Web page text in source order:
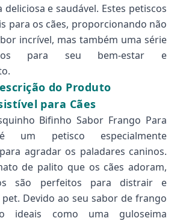
deliciosa e saudável. Estes petiscos
para os cães, proporcionando não
incrível, mas também uma série
para seu bem-estar e
do Produto
para Cães
Bifinho Sabor Frango Para
um petisco especialmente
agradar os paladares caninos.
de palito que os cães adoram,
são perfeitos para distrair e
Devido ao seu sabor de frango
ideais como uma guloseima